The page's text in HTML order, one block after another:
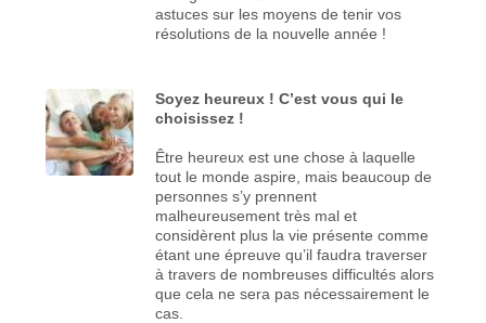
astuces sur les moyens de tenir vos
résolutions de la nouvelle année !
Soyez heureux ! C’est vous qui le
choisissez !
Être heureux est une chose à laquelle
tout le monde aspire, mais beaucoup de
personnes s’y prennent
malheureusement très mal et
considèrent plus la vie présente comme
étant une épreuve qu’il faudra traverser
à travers de nombreuses difficultés alors
que cela ne sera pas nécessairement le
cas.